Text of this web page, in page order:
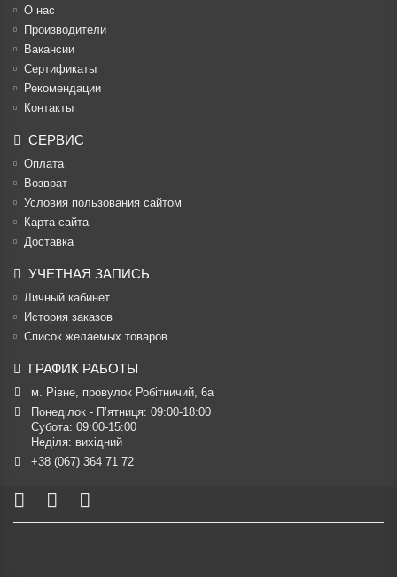
О нас
Производители
Вакансии
Cертификаты
Рекомендации
Контакты
СЕРВИС
Оплата
Возврат
Условия пользования сайтом
Карта сайта
Доставка
УЧЕТНАЯ ЗАПИСЬ
Личный кабинет
История заказов
Список желаемых товаров
ГРАФИК РАБОТЫ
м. Рівне, провулок Робітничий, 6а
Понеділок - П’ятниця: 09:00-18:00
Субота: 09:00-15:00
Неділя: вихідний
+38 (067) 364 71 72